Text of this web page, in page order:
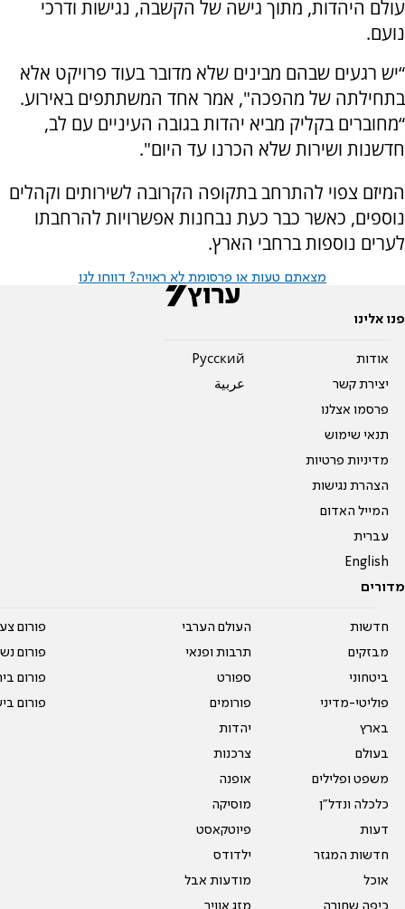
עולם היהדות, מתוך גישה של הקשבה, נגישות ודרכי
נועם.
“יש רגעים שבהם מבינים שלא מדובר בעוד פרויקט אלא
בתחילתה של מהפכה", אמר אחד המשתתפים באירוע.
“מחוברים בקליק מביא יהדות בגובה העיניים עם לב,
חדשנות ושירות שלא הכרנו עד היום".
המיזם צפוי להתרחב בתקופה הקרובה לשירותים וקהלים
נוספים, כאשר כבר כעת נבחנות אפשרויות להרחבתו
לערים נוספות ברחבי הארץ.
מצאתם טעות או פרסומת לא ראויה? דווחו לנו
פנו אלינו
אודות
יצירת קשר
פרסמו אצלנו
תנאי שימוש
מדיניות פרטיות
הצהרת נגישות
המייל האדום
עברית
English
Pусский
عربية
מדורים
חדשות
מבזקים
ביטחוני
פוליטי-מדיני
בארץ
בעולם
משפט ופלילים
כלכלה ונדל"ן
דעות
חדשות המגזר
אוכל
כיפה שחורה
העולם הערבי
תרבות ופנאי
ספורט
פורומים
יהדות
צרכנות
אופנה
מוסיקה
פיוטקאסט
ילדודס
מודעות אבל
מזג אוויר
פורום
פורום
פורום
פורום